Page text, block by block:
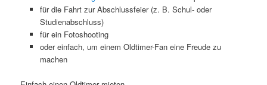
für die Fahrt zur Abschlussfeier (z. B. Schul- oder
Studienabschluss)
für ein Fotoshooting
oder einfach, um einem Oldtimer-Fan eine Freude zu
machen